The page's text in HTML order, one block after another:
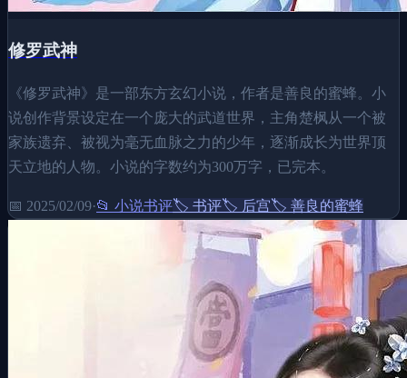
修罗武神
《修罗武神》是一部东方玄幻小说，作者是善良的蜜蜂。小
说创作背景设定在一个庞大的武道世界，主角楚枫从一个被
家族遗弃、被视为毫无血脉之力的少年，逐渐成长为世界顶
天立地的人物。小说的字数约为300万字，已完本。
📅 2025/02/09·📂 小说书评🏷️ 书评🏷️ 后宫🏷️ 善良的蜜蜂